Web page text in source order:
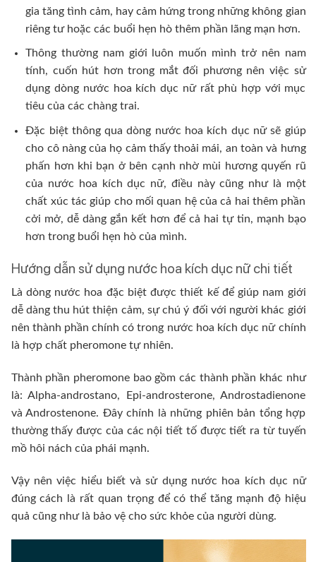
gia tăng tình cảm, hay cảm hứng trong những không gian
riêng tư hoặc các buổi hẹn hò thêm phần lãng mạn hơn.
Thông thường nam giới luôn muốn mình trở nên nam
tính, cuốn hút hơn trong mắt đối phương nên việc sử
dụng dòng nước hoa kích dục nữ rất phù hợp với mục
tiêu của các chàng trai.
Đặc biệt thông qua dòng nước hoa kích dục nữ sẽ giúp
cho cô nàng của họ cảm thấy thoải mái, an toàn và hưng
phấn hơn khi bạn ở bên cạnh nhờ mùi hương quyến rũ
của nước hoa kích dục nữ, điều này cũng như là một
chất xúc tác giúp cho mối quan hệ của cả hai thêm phần
cởi mở, dễ dàng gắn kết hơn để cả hai tự tin, mạnh bạo
hơn trong buổi hẹn hò của mình.
Hướng dẫn sử dụng nước hoa kích dục nữ chi tiết
Là dòng nước hoa đặc biệt được thiết kế để giúp nam giới
dễ dàng thu hút thiện cảm, sự chú ý đối với người khác giới
nên thành phần chính có trong nước hoa kích dục nữ chính
là hợp chất pheromone tự nhiên.
Thành phần pheromone bao gồm các thành phần khác như
là: Alpha-androstano, Epi-androsterone, Androstadienone
và Androstenone. Đây chính là những phiên bản tổng hợp
thường thấy được của các nội tiết tố được tiết ra từ tuyến
mồ hôi nách của phái mạnh.
Vậy nên việc hiểu biết và sử dụng nước hoa kích dục nữ
đúng cách là rất quan trọng để có thể tăng mạnh độ hiệu
quả cũng như là bảo vệ cho sức khỏe của người dùng.